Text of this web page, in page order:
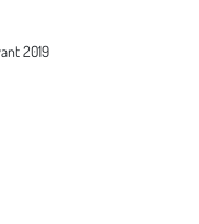
2019